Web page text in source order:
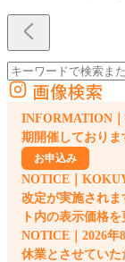
外部サイトの商品をカ
他のサイトで見つけた商品
画像検索
INFORMATION
期開催しておりま
お申込み
NOTICE｜
改定が実施され
ト内の表示価格
NOTICE｜2026年
休業とさせていた